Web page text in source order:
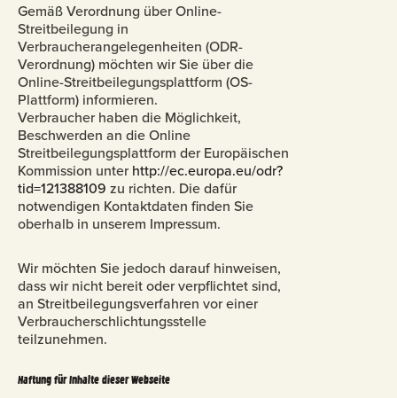
Gemäß Verordnung über Online-
Streitbeilegung in
Verbraucherangelegenheiten (ODR-
Verordnung) möchten wir Sie über die
Online-Streitbeilegungsplattform (OS-
Plattform) informieren.
Verbraucher haben die Möglichkeit,
Beschwerden an die Online
Streitbeilegungsplattform der Europäischen
Kommission unter http://ec.europa.eu/odr?
tid=121388109 zu richten. Die dafür
notwendigen Kontaktdaten finden Sie
oberhalb in unserem Impressum.
Wir möchten Sie jedoch darauf hinweisen,
dass wir nicht bereit oder verpflichtet sind,
an Streitbeilegungsverfahren vor einer
Verbraucherschlichtungsstelle
teilzunehmen.
Haftung für Inhalte dieser Webseite